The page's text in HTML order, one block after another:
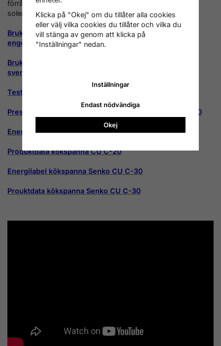
förrådsberedare, elektricitet med hjälp av elpatron samt
solenergi genom solslinga.
Bruksanvisning för kökspanna Senko C-20 och C-30-
engelska
Bruksanvisning för kökspanna Senko C-20 och C-30-
svenska
Testresultat kökspanna Senko C-30 och C-20
Presrtandadeklaration kökspanna Senko C-20 och C-30
Energilabel kökspanna Senko CU C-20
Produktdata kökspanna CU C-20
Energilabel kökspanna Senko CU C-30
Prouktdata kökspanna Senko CU C-30
Klicka på "Okej" om du tillåter alla cookies
eller välj vilka cookies du tillåter och vilka du
vill stänga av genom att klicka på
"Inställningar" nedan.
Inställningar
Endast nödvändiga
Okej